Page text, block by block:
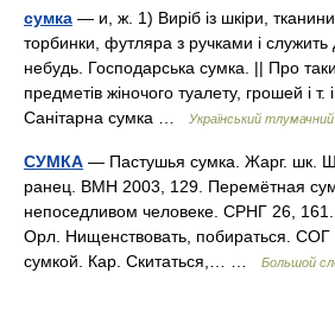
сумка — и, ж. 1) Виріб із шкіри,
торбинки, футляра з ручками і
небудь. Господарська сумка. || Про
предметів жіночого туалету, грошей і т.
Санітарна сумка …
Український
СУМКА — Пастушья сумка. Жарг. шк.
ранец. ВМН 2003, 129. Перемётная
непоседливом человеке. СРНГ 26, 161.
Орл. Нищенствовать, побираться. СОГ
сумкой. Кар. Скитаться,… …
Большой